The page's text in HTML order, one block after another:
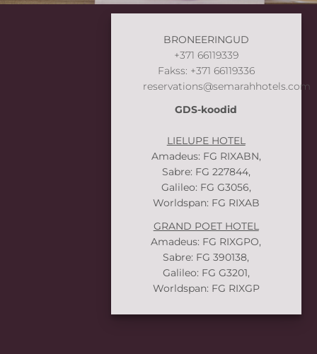
BRONEERINGUD
+371 66119339
Fakss: +371 66119336
reservations@semarahhotels.com
GDS-koodid
LIELUPE HOTEL
Amadeus: FG RIXABN,
Sabre: FG 227844,
Galileo: FG G3056,
Worldspan: FG RIXAB
GRAND POET HOTEL
Amadeus: FG RIXGPO,
Sabre: FG 390138,
Galileo: FG G3201,
Worldspan: FG RIXGP